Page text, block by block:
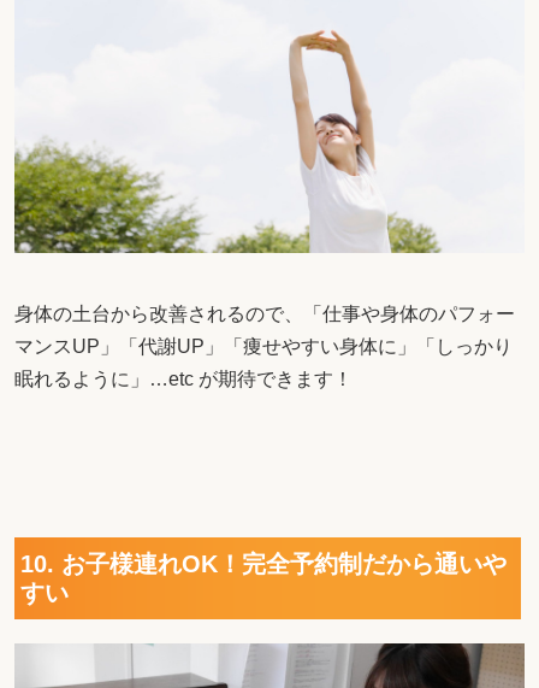
身体の土台から改善されるので、「仕事や身体のパフォー
マンスUP」「代謝UP」「痩せやすい身体に」「しっかり
眠れるように」…etc が期待できます！
10. お子様連れOK！完全予約制だから通いや
すい